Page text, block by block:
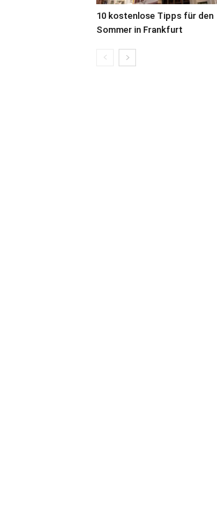
10 kostenlose Tipps für den
Sommer in Frankfurt